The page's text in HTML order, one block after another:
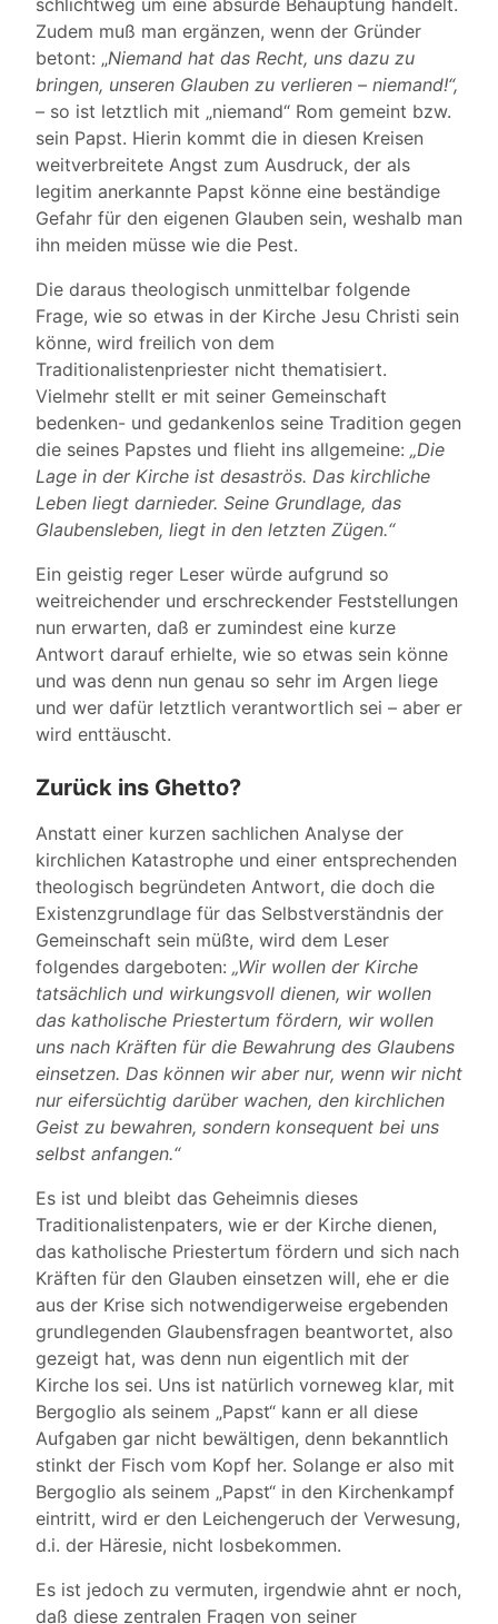
schlichtweg um eine absurde Behauptung handelt.
Zudem muß man ergänzen, wenn der Gründer
betont: „Niemand hat das Recht, uns dazu zu
bringen, unseren Glauben zu verlieren – niemand!“,
– so ist letztlich mit „niemand“ Rom gemeint bzw.
sein Papst. Hierin kommt die in diesen Kreisen
weitverbreitete Angst zum Ausdruck, der als
legitim anerkannte Papst könne eine beständige
Gefahr für den eigenen Glauben sein, weshalb man
ihn meiden müsse wie die Pest.
Die daraus theologisch unmittelbar folgende
Frage, wie so etwas in der Kirche Jesu Christi sein
könne, wird freilich von dem
Traditionalistenpriester nicht thematisiert.
Vielmehr stellt er mit seiner Gemeinschaft
bedenken- und gedankenlos seine Tradition gegen
die seines Papstes und flieht ins allgemeine: „Die
Lage in der Kirche ist desaströs. Das kirchliche
Leben liegt darnieder. Seine Grundlage, das
Glaubensleben, liegt in den letzten Zügen.“
Ein geistig reger Leser würde aufgrund so
weitreichender und erschreckender Feststellungen
nun erwarten, daß er zumindest eine kurze
Antwort darauf erhielte, wie so etwas sein könne
und was denn nun genau so sehr im Argen liege
und wer dafür letztlich verantwortlich sei – aber er
wird enttäuscht.
Zurück ins Ghetto?
Anstatt einer kurzen sachlichen Analyse der
kirchlichen Katastrophe und einer entsprechenden
theologisch begründeten Antwort, die doch die
Existenzgrundlage für das Selbstverständnis der
Gemeinschaft sein müßte, wird dem Leser
folgendes dargeboten: „Wir wollen der Kirche
tatsächlich und wirkungsvoll dienen, wir wollen
das katholische Priestertum fördern, wir wollen
uns nach Kräften für die Bewahrung des Glaubens
einsetzen. Das können wir aber nur, wenn wir nicht
nur eifersüchtig darüber wachen, den kirchlichen
Geist zu bewahren, sondern konsequent bei uns
selbst anfangen.“
Es ist und bleibt das Geheimnis dieses
Traditionalistenpaters, wie er der Kirche dienen,
das katholische Priestertum fördern und sich nach
Kräften für den Glauben einsetzen will, ehe er die
aus der Krise sich notwendigerweise ergebenden
grundlegenden Glaubensfragen beantwortet, also
gezeigt hat, was denn nun eigentlich mit der
Kirche los sei. Uns ist natürlich vorneweg klar, mit
Bergoglio als seinem „Papst“ kann er all diese
Aufgaben gar nicht bewältigen, denn bekanntlich
stinkt der Fisch vom Kopf her. Solange er also mit
Bergoglio als seinem „Papst“ in den Kirchenkampf
eintritt, wird er den Leichengeruch der Verwesung,
d.i. der Häresie, nicht losbekommen.
Es ist jedoch zu vermuten, irgendwie ahnt er noch,
daß diese zentralen Fragen von seiner